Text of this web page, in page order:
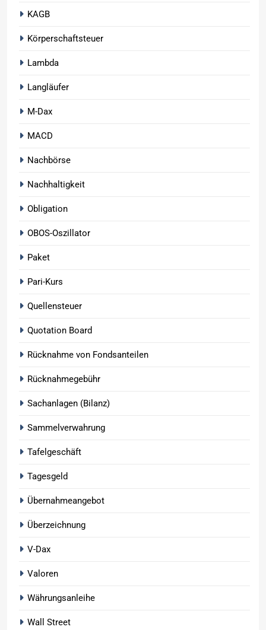
KAGB
Körperschaftsteuer
Lambda
Langläufer
M-Dax
MACD
Nachbörse
Nachhaltigkeit
Obligation
OBOS-Oszillator
Paket
Pari-Kurs
Quellensteuer
Quotation Board
Rücknahme von Fondsanteilen
Rücknahmegebühr
Sachanlagen (Bilanz)
Sammelverwahrung
Tafelgeschäft
Tagesgeld
Übernahmeangebot
Überzeichnung
V-Dax
Valoren
Währungsanleihe
Wall Street